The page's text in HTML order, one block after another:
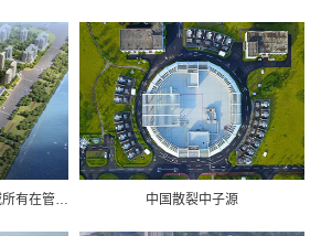
华润集团润加物业广州区域所有在管项目及新增项目 中国散裂中子源